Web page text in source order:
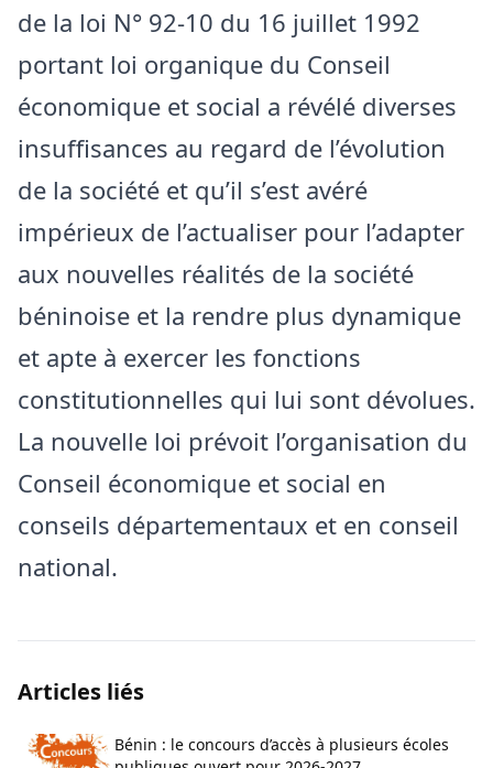
de la loi N° 92-10 du 16 juillet 1992
portant loi organique du Conseil
économique et social a révélé diverses
insuffisances au regard de l’évolution
de la société et qu’il s’est avéré
impérieux de l’actualiser pour l’adapter
aux nouvelles réalités de la société
béninoise et la rendre plus dynamique
et apte à exercer les fonctions
constitutionnelles qui lui sont dévolues.
La nouvelle loi prévoit l’organisation du
Conseil économique et social en
conseils départementaux et en conseil
national.
Articles liés
Bénin : le concours d’accès à plusieurs écoles